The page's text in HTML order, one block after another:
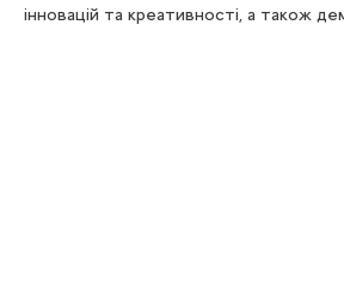
інновацій та креативності, а також